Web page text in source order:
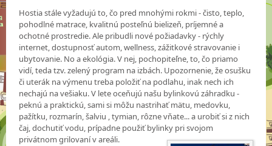
Hostia stále vyžadujú to, čo pred mnohými rokmi - čisto, teplo,
pohodlné matrace, kvalitnú posteľnú bielizeň, príjemné a
ochotné prostredie. Ale pribudli nové požiadavky - rýchly
internet, dostupnosť autom, wellness, zážitkové stravovanie i
ubytovanie. No a ekológia. V nej, pochopiteľne, to, čo priamo
vidí, teda tzv. zelený program na izbách. Upozornenie, že osušku
či uterák na výmenu treba položiť na podlahu, inak nech ich
nechajú na vešiaku. V lete oceňujú našu bylinkovú záhradku -
peknú a praktickú, sami si môžu nastrihať mätu, medovku,
pažítku, rozmarín, šalviu , tymian, rôzne vňate... a urobiť si z nich
čaj, dochutiť vodu, prípadne použiť bylinky pri svojom
privátnom grilovaní v areáli.